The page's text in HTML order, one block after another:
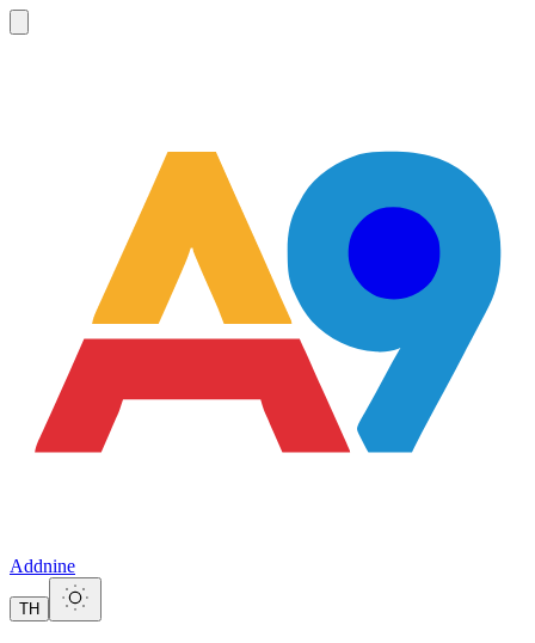
Addnine
TH